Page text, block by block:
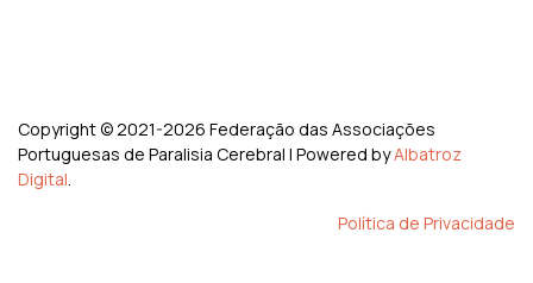
Copyright ©2021-2026 Federação das Associações
Portuguesas de Paralisia Cerebral | Powered byAlbatroz
Digital.
Política de Privacidade